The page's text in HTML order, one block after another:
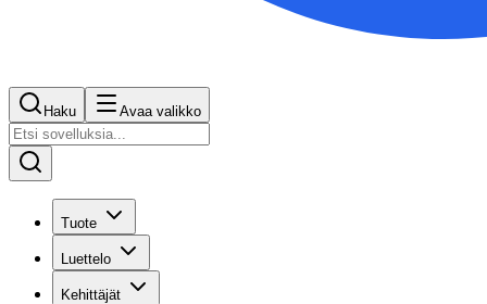
Haku Avaa valikko
Tuote
Luettelo
Kehittäjät